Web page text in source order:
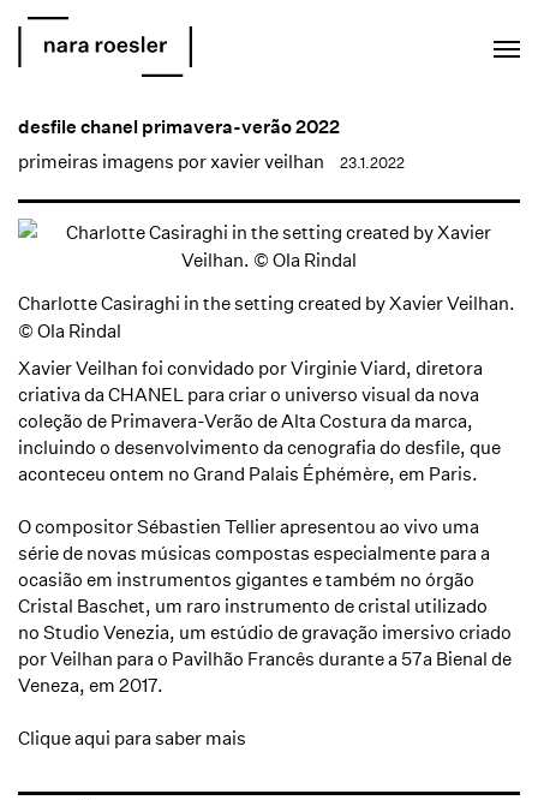
desfile chanel primavera-verão 2022
primeiras imagens por xavier veilhan
23.1.2022
Charlotte Casiraghi in the setting created by Xavier Veilhan.
© Ola Rindal
Xavier Veilhan foi convidado por Virginie Viard, diretora
criativa da CHANEL para criar o universo visual da nova
coleção de Primavera-Verão de Alta Costura da marca,
incluindo o desenvolvimento da cenografia do desfile, que
aconteceu ontem no Grand Palais Éphémère, em Paris.
O compositor Sébastien Tellier apresentou ao vivo uma
série de novas músicas compostas especialmente para a
ocasião em instrumentos gigantes e também no órgão
Cristal Baschet, um raro instrumento de cristal utilizado
no Studio Venezia, um estúdio de gravação imersivo criado
por Veilhan para o Pavilhão Francês durante a 57a Bienal de
Veneza, em 2017.
Clique aqui para saber mais